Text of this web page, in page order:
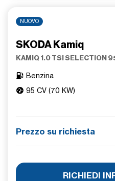
NUOVO
SKODA Kamiq
KAMIQ 1.0 TSI SELECTION
Benzina
95 CV (70 KW)
Prezzo su richiesta
RICHIEDI